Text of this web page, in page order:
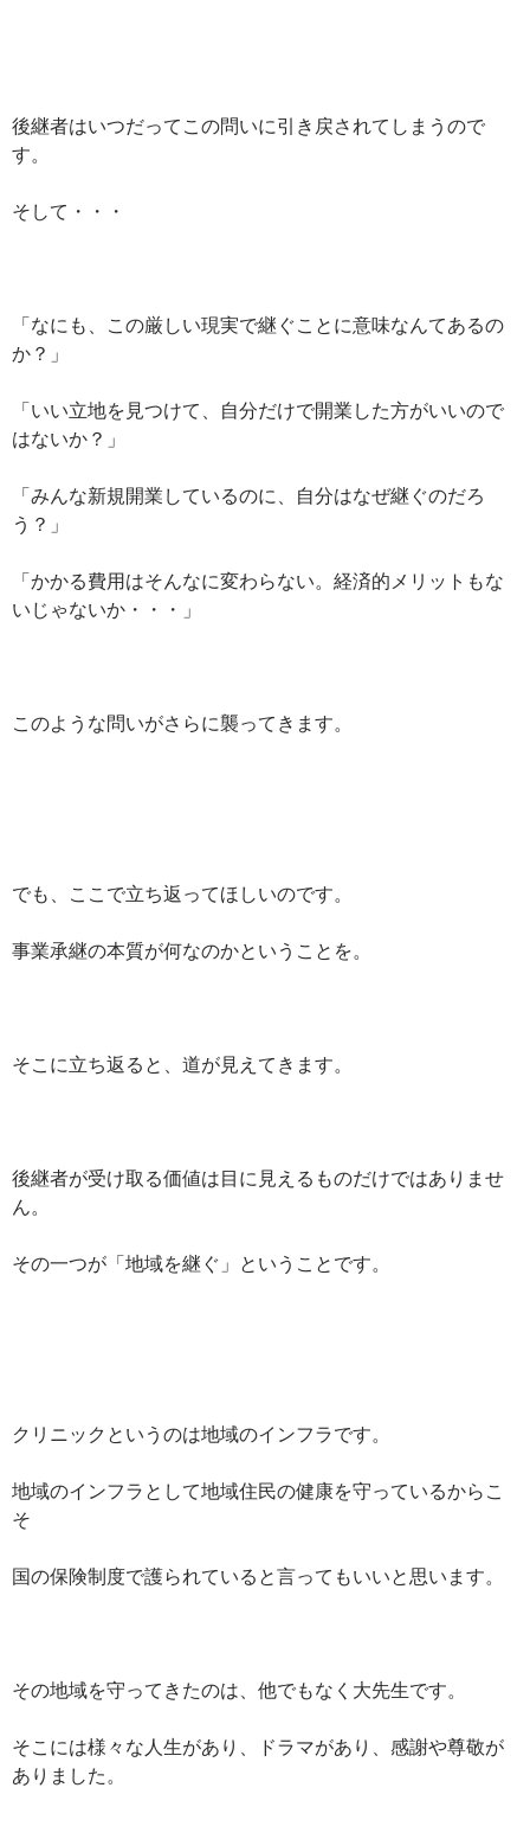
後継者はいつだってこの問いに引き戻されてしまうので
す。
そして・・・
「なにも、この厳しい現実で継ぐことに意味なんてあるの
か？」
「いい立地を見つけて、自分だけで開業した方がいいので
はないか？」
「みんな新規開業しているのに、自分はなぜ継ぐのだろ
う？」
「かかる費用はそんなに変わらない。経済的メリットもな
いじゃないか・・・」
このような問いがさらに襲ってきます。
でも、ここで立ち返ってほしいのです。
事業承継の本質が何なのかということを。
そこに立ち返ると、道が見えてきます。
後継者が受け取る価値は目に見えるものだけではありませ
ん。
その一つが「地域を継ぐ」ということです。
クリニックというのは地域のインフラです。
地域のインフラとして地域住民の健康を守っているからこ
そ
国の保険制度で護られていると言ってもいいと思います。
その地域を守ってきたのは、他でもなく大先生です。
そこには様々な人生があり、ドラマがあり、感謝や尊敬が
ありました。